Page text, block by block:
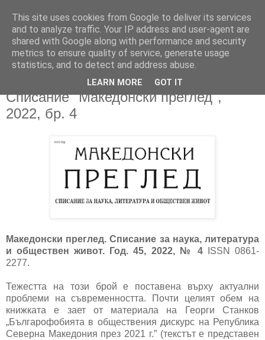
Списание "Македонски преглед",
2022, бр. 4
Македонски преглед. Списание за наука, литература
и обществен живот. Год. 45, 2022, № 4ISSN 0861-
2277.
Тежестта на този брой е поставена върху актуални
проблеми на съвременността. Почти целият обем на
книжката е зает от материала на Георги Станков
„Българофобията в обществения дискурс на Република
Северна Македония през 2021 г.” (текстът е представен
This site uses cookies from Google to deliver its services
and to analyze traffic. Your IP address and user-agent are
shared with Google along with performance and security
metrics to ensure quality of service, generate usage
statistics, and to detect and address abuse.
LEARN MORE GOT IT